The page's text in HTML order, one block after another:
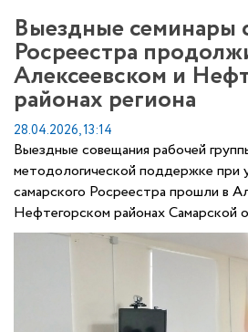
Выездные семинары
Росреестра
Алексеевском и
районах региона
28.04.2026, 13:14
Выездные совещания рабочей
методологической поддержке при
самарского Росреестра прошли в
Нефтегорском районах Самарской